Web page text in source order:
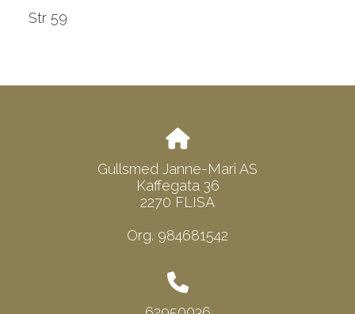
Str 59
Gullsmed Janne-Mari AS
Kaffegata 36
2270 FLISA
Org. 984681542